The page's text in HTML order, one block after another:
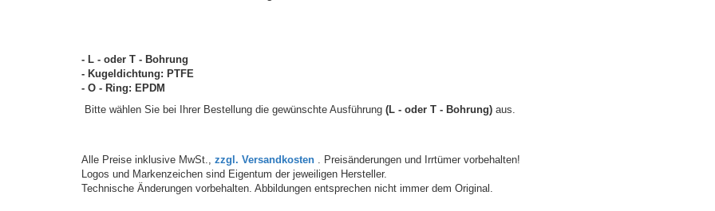
- L - oder T - Bohrung
- Kugeldichtung: PTFE
- O - Ring: EPDM
Bitte wählen Sie bei Ihrer Bestellung die gewünschte Ausführung (L - oder T - Bohrung) aus.
Alle Preise inklusive MwSt., zzgl. Versandkosten . Preisänderungen und Irrtümer vorbehalten!
Logos und Markenzeichen sind Eigentum der jeweiligen Hersteller.
Technische Änderungen vorbehalten. Abbildungen entsprechen nicht immer dem Original.